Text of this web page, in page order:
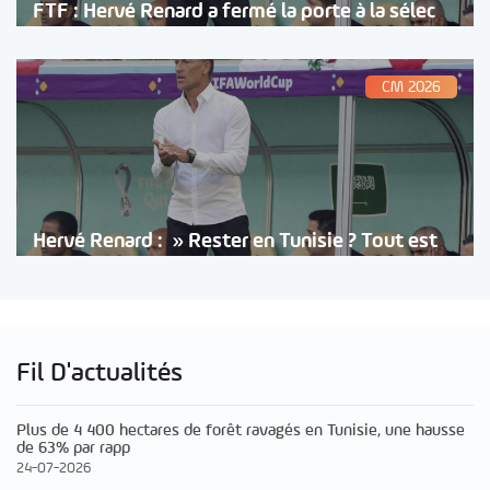
FTF : Hervé Renard a fermé la porte à la sélec
CM 2026
Hervé Renard : » Rester en Tunisie ? Tout est
Fil D'actualités
Plus de 4 400 hectares de forêt ravagés en Tunisie, une hausse
de 63% par rapp
24-07-2026